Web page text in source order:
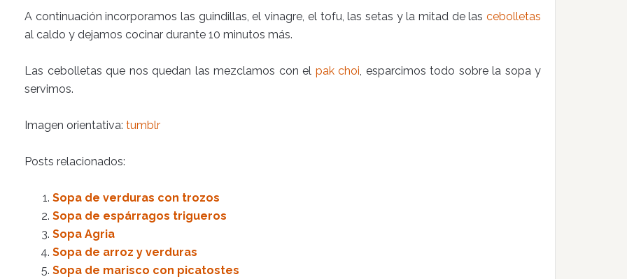
A continuación incorporamos las guindillas, el vinagre, el tofu, las setas y la mitad de las cebolletas
al caldo y dejamos cocinar durante 10 minutos más.
Las cebolletas que nos quedan las mezclamos con el pak choi, esparcimos todo sobre la sopa y
servimos.
Imagen orientativa: tumblr
Posts relacionados:
Sopa de verduras con trozos
Sopa de espárragos trigueros
Sopa Agria
Sopa de arroz y verduras
Sopa de marisco con picatostes